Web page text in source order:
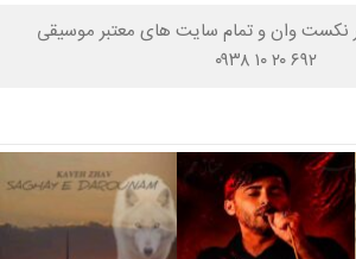
وان و تمام سایت های معتبر موسیقی
۰۹۳۸ ۱۰ ۲۰ ۶۹۲